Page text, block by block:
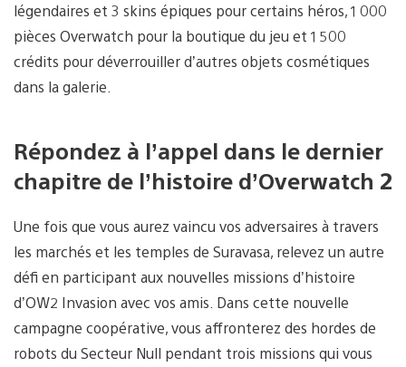
légendaires et 3 skins épiques pour certains héros, 1 000
pièces Overwatch pour la boutique du jeu et 1 500
crédits pour déverrouiller d’autres objets cosmétiques
dans la galerie.
Répondez à l’appel dans le dernier
chapitre de l’histoire d’Overwatch 2
Une fois que vous aurez vaincu vos adversaires à travers
les marchés et les temples de Suravasa, relevez un autre
défi en participant aux nouvelles missions d’histoire
d’OW2 Invasion avec vos amis. Dans cette nouvelle
campagne coopérative, vous affronterez des hordes de
robots du Secteur Null pendant trois missions qui vous